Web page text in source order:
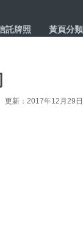
託牌照 黃頁分類
更新：2017年12月29日